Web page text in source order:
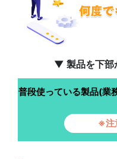
▼ 製品を下部
普段使っている製品(業
※注